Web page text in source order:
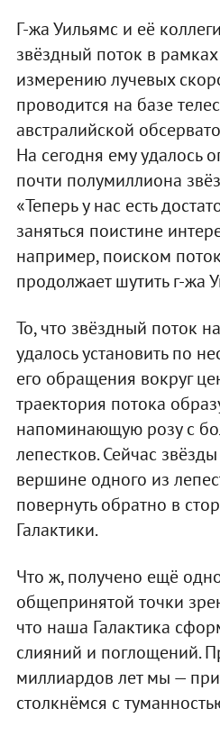
Г-жа Уильямс и её
звёздный поток в
измерению лучевых
проводится на базе
австралийской
На сегодня ему удалось
почти полумиллиона
«Теперь у нас есть
заняться поистине
например, поиском
продолжает шутить г-жа
То, что звёздный поток
удалось установить по
его обращения вокруг
траектория потока
напоминающую розу с
лепестков. Сейчас
вершине одного из
повернуть обратно в
Галактики.
Что ж, получено ещё
общепринятой точки
что наша Галактика
слияний и поглощений.
миллиардов лет мы —
столкнёмся с